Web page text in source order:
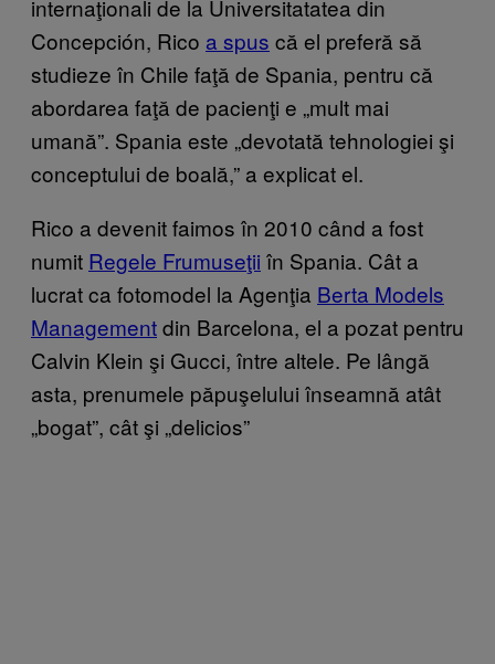
internaţionali de la Universitatatea din
Concepción, Rico a spus că el preferă să
studieze în Chile faţă de Spania, pentru că
abordarea faţă de pacienţi e „mult mai
umană”. Spania este „devotată tehnologiei şi
conceptului de boală,” a explicat el.
Rico a devenit faimos în 2010 când a fost
numit Regele Frumuseţii în Spania. Cât a
lucrat ca fotomodel la Agenţia Berta Models
Managementdin Barcelona, el a pozat pentru
Calvin Klein şi Gucci, între altele. Pe lângă
asta, prenumele păpuşelului înseamnă atât
„bogat”, cât şi „delicios”